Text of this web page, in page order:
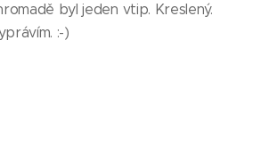
byl jeden vtip. Kreslený.
:-)